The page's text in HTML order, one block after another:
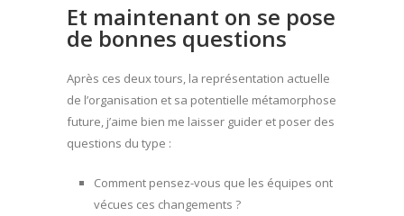
Et maintenant on se pose
de bonnes questions
Après ces deux tours, la représentation actuelle
de l’organisation et sa potentielle métamorphose
future, j’aime bien me laisser guider et poser des
questions du type :
Comment pensez-vous que les équipes ont
vécues ces changements ?